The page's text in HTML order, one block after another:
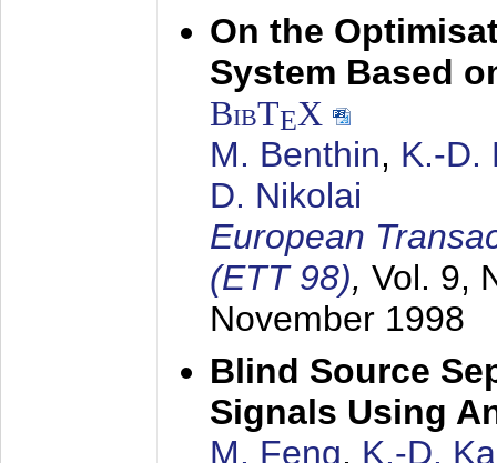
On the
System Based
BibTEX
M. Benthin, K.-D.
D. Nikolai
European
(ETT 98), Vol. 9,
November 1998
Blind Source
Signals Using
M. Feng, K.-D.